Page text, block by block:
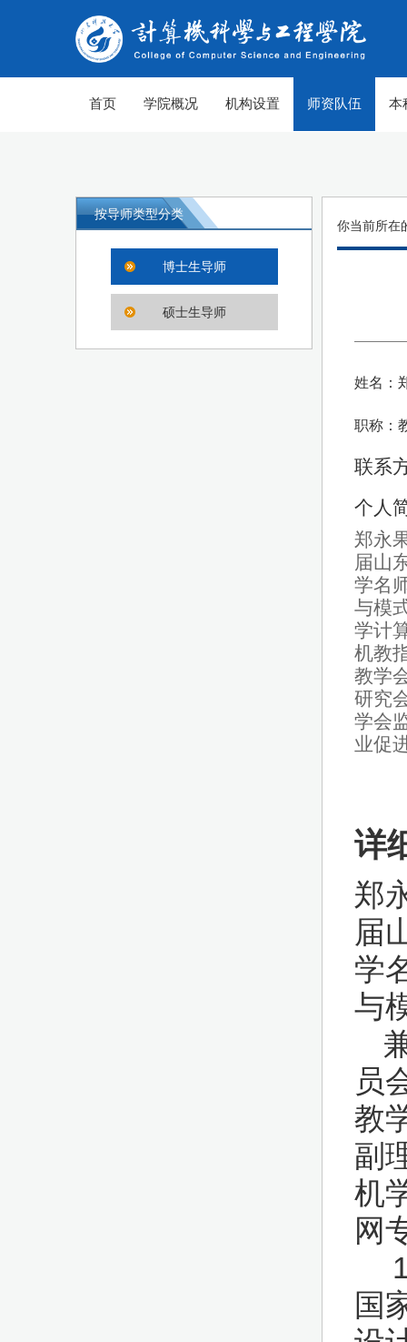
首页 学院概况 机构设置 师资队伍 本
按导师类型分类
博士生导师
硕士生导师
你当前所在
姓名：
职称：
联系
个人
郑永
届山
学名
与模
学计
机教
教学
研究
学会
业促
详
郑
届
学
与
员
教
副
机
网
国